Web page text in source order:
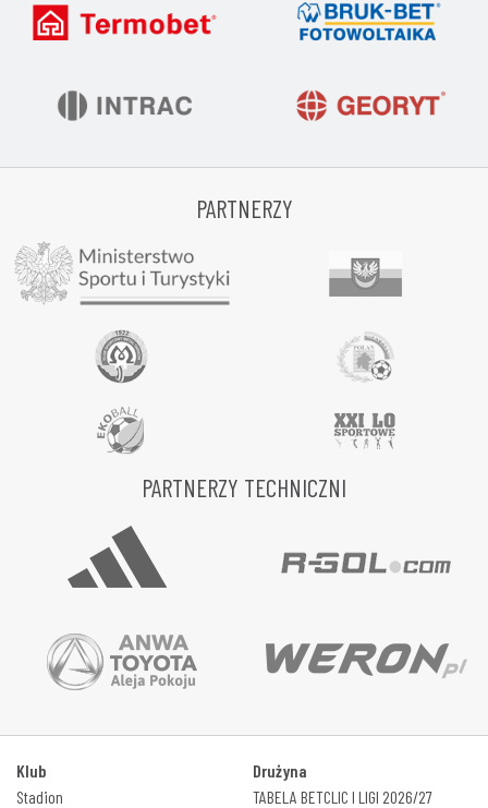
PARTNERZY
PARTNERZY TECHNICZNI
Klub
Stadion
Drużyna
TABELA BETCLIC I LIGI 2026/27